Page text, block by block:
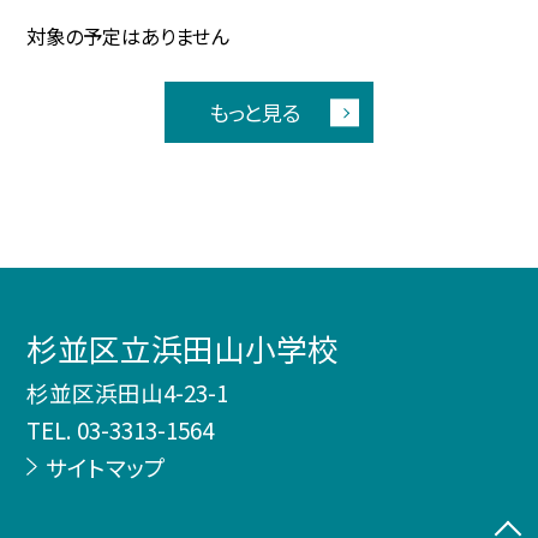
対象の予定はありません
もっと見る
杉並区立浜田山小学校
杉並区浜田山4-23-1
TEL. 03-3313-1564
サイトマップ